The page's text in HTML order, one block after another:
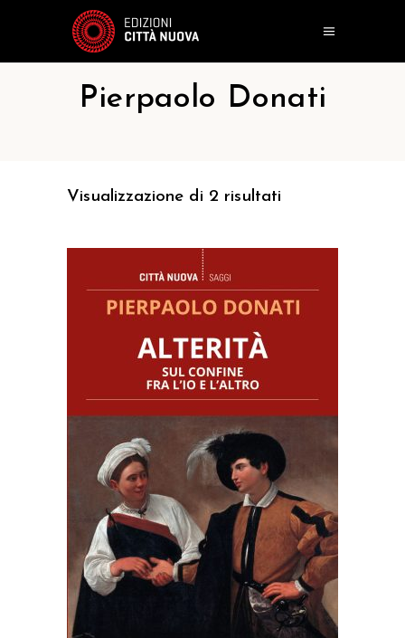
Pierpaolo Donati
Visualizzazione di 2 risultati
AGGIUNGI AL CARRELLO